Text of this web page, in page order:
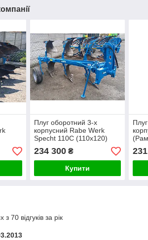
Плуг оборотний 3-х
корпусний Rabe Werk
Specht 110C (110x120)
234 300₴
Купити
70 відгуків за рік